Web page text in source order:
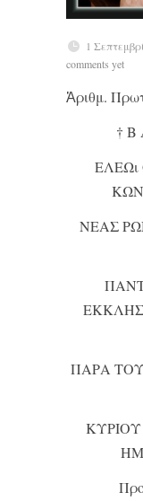
1
comments yet
Ἀριθμ.
† Β
ΝΕΑΣ
ΠΑΡΑ